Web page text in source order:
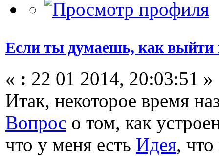
Если ты думаешь, как выйти
« : 22 01 2014, 20:03:51 »
Итак, некоторое время
Вопрос о том, как
что у меня есть Идея,